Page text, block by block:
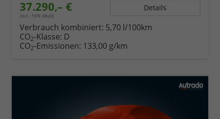
37.290,– €
incl. 19% MwSt.
Details
Verbrauch kombiniert: 5,70 l/100km
CO2-Klasse: D
CO2-Emissionen: 133,00 g/km